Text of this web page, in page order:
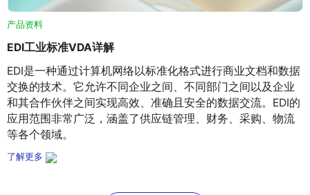
产品资料
EDI工业标准VDA详解
EDI是一种通过计算机网络以标准化格式进行商业文档和数据
交换的技术。它允许不同企业之间、不同部门之间以及企业
和其合作伙伴之间实现高效、准确且安全的数据交流。EDI的
应用范围非常广泛，涵盖了供应链管理、财务、采购、物流
等各个领域。
了解更多